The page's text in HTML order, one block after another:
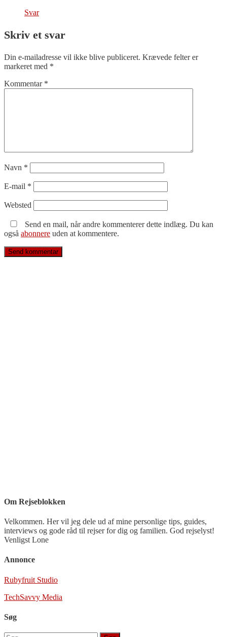
Svar
Skriv et svar
Din e-mailadresse vil ikke blive publiceret. Krævede felter er
markeret med *
Kommentar *
Navn *
E-mail *
Websted
Send en mail, når andre kommenterer dette indlæg. Du kan
også abonnere uden at kommentere.
Om Rejseblokken
Velkommen. Her vil jeg dele ud af mine personlige tips, guides,
interviews og gode råd til rejser for dig og familien. God rejselyst!
Venligst Lone
Annonce
Rubyfruit Studio
TechSavvy Media
Søg